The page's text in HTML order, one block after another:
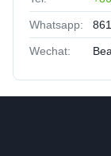
Whatsapp:
Wechat: